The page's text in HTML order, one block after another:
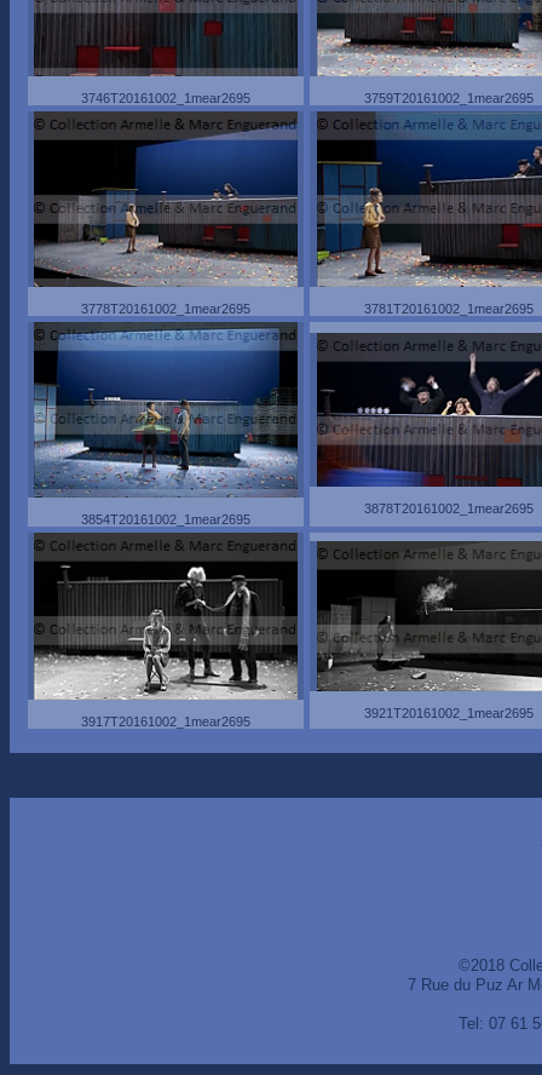
3746T20161002_1mear2695 3759T20161002_1mear2695
3778T20161002_1mear2695 3781T20161002_1mear2695
3854T20161002_1mear2695
3878T20161002_1mear2695
3917T20161002_1mear2695
3921T20161002_1mear2695
©2018
7 Rue du Puz Ar
Tel: 07 61